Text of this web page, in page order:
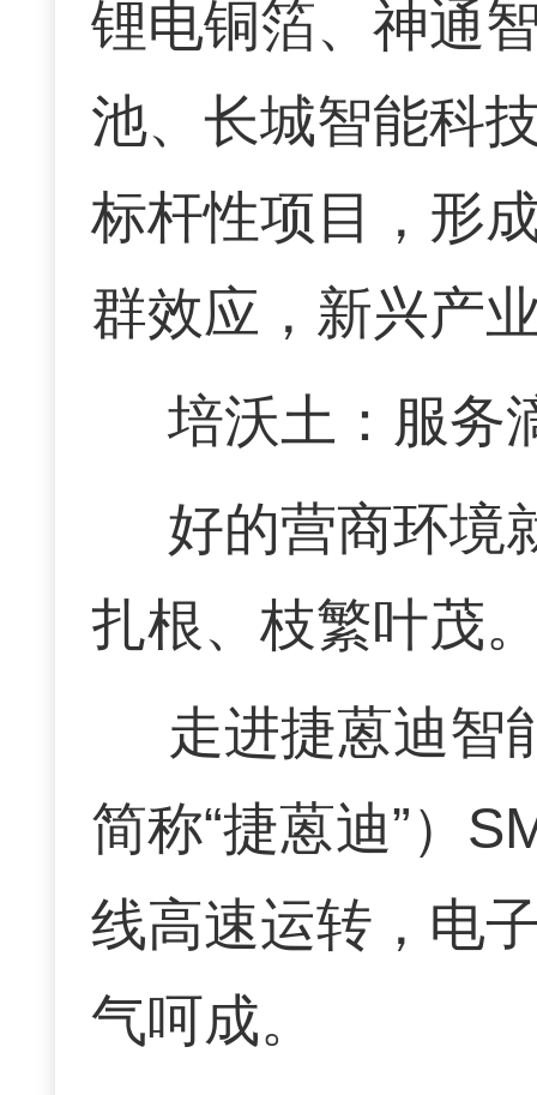
锂电铜箔、神通
池、长城智能科
标杆性项目，形
群效应，新兴产
培沃土：服务
好的营商环境
扎根、枝繁叶茂
走进捷蒽迪智
简称“捷蒽迪”）
线高速运转，电
气呵成。